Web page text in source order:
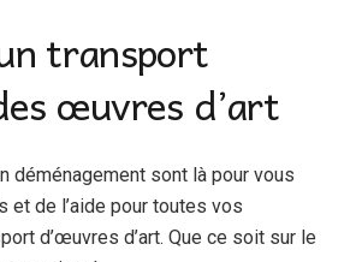
transport
œuvres d’art
déménagement sont là pour vous
et de l’aide pour toutes vos
d’œuvres d’art. Que ce soit sur le